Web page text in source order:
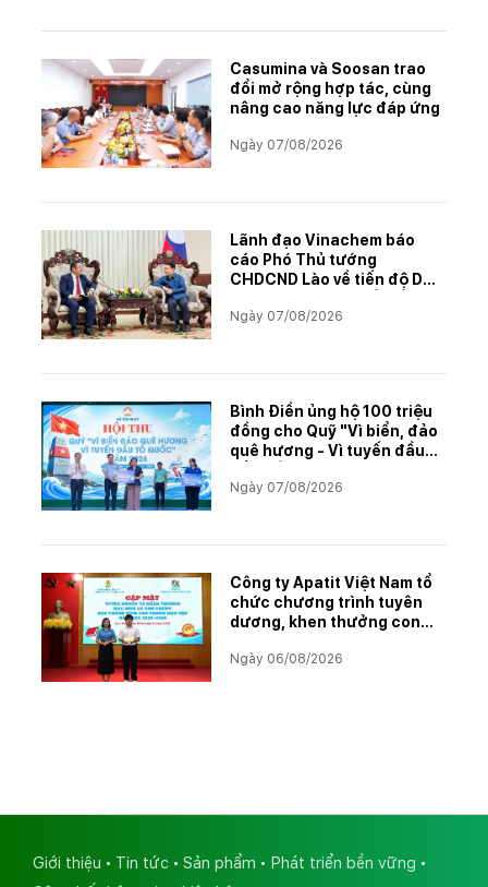
Casumina và Soosan trao
đổi mở rộng hợp tác, cùng
nâng cao năng lực đáp ứng
Ngày 07/08/2026
Lãnh đạo Vinachem báo
cáo Phó Thủ tướng
CHDCND Lào về tiến độ Dự
muối mỏ Kali
Ngày 07/08/2026
Bình Điền ủng hộ 100 triệu
đồng cho Quỹ "Vì biển, đảo
quê hương - Vì tuyến đầu
Ngày 07/08/2026
Công ty Apatit Việt Nam tổ
chức chương trình tuyên
dương, khen thưởng con
học tập xuất sắc năm học
Ngày 06/08/2026
Giới thiệu Tin tức Sản phẩm
Phát triển bền vững